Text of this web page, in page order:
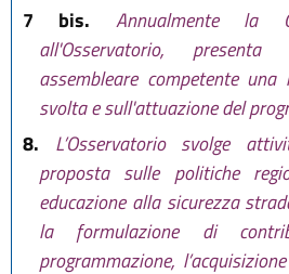
7 bis.
Annualmente la
all'Osservatorio, presenta
assembleare competente
svolta e sull'attuazione del
8.
L’Osservatorio svolge
proposta sulle politiche
educazione alla sicurezza
la formulazione di
programmazione,